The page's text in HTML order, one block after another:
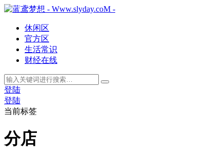
休闲区
官方区
生活常识
财经在线
登陆
登陆
当前标签
分店